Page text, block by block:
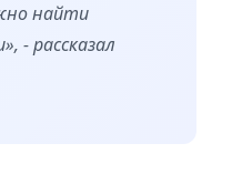
найти
- рассказал